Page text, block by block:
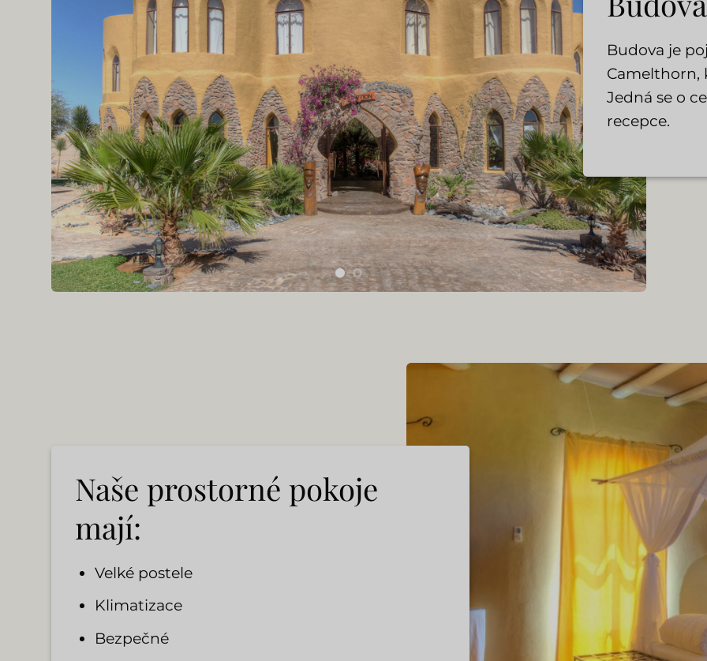
Budova je
Camelthorn,
Jedná se o
recepce.
Naše prostorné pokoje
mají:
Velké postele
Klimatizace
Bezpečné